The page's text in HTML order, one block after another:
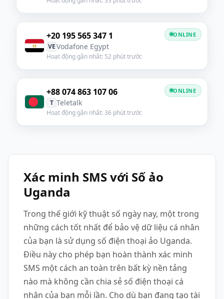
+20 195 565 347 1
VEVodafone Egypt
Hoạt động gần nhất: 52 phút trước
ONLINE
+88 074 863 107 06
T Teletalk
Hoạt động gần nhất: 36 phút trước
ONLINE
Xác minh SMS với Số ảo
Uganda
Trong thế giới kỹ thuật số ngày nay, một trong
những cách tốt nhất để bảo vệ dữ liệu cá nhân
của bạn là sử dụng số điện thoại ảo Uganda.
Điều này cho phép bạn hoàn thành xác minh
SMS một cách an toàn trên bất kỳ nền tảng
nào mà không cần chia sẻ số điện thoại cá
nhân của bạn mỗi lần. Cho dù bạn đang tạo tài